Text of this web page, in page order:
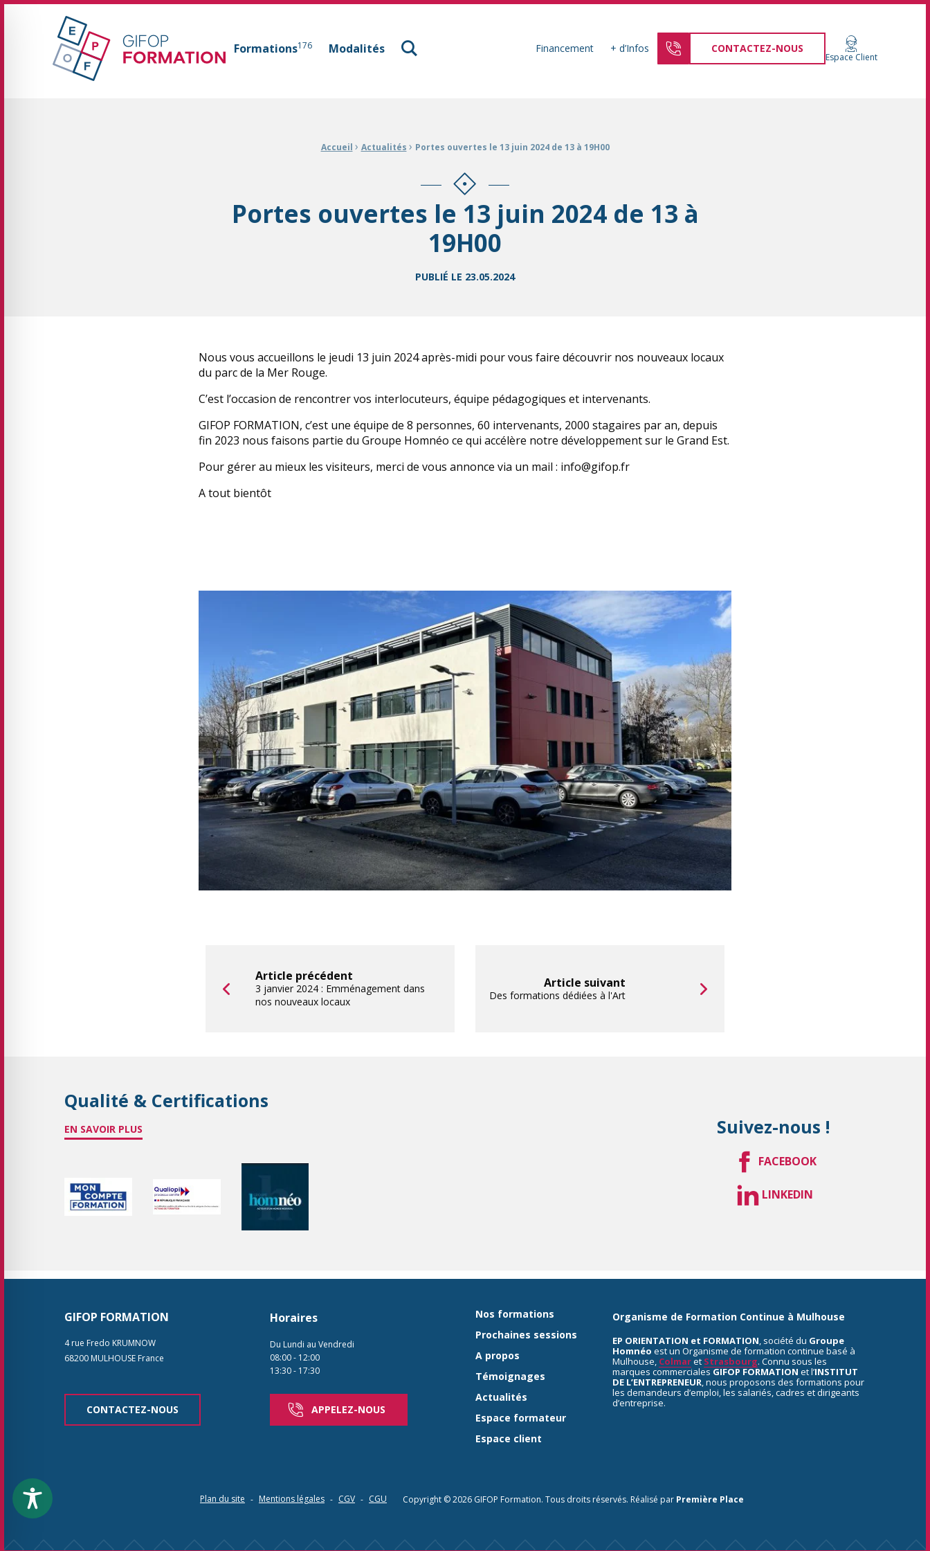
GIFOP Formation Centre de formation continue à Mulhouse
Formations176 Modalités Financement + d’Infos CONTACTEZ-NOUS
Espace Client
Accueil › Actualités › Portes ouvertes le 13 juin 2024 de 13 à 19H00
Portes ouvertes le 13 juin 2024 de 13 à
19H00
PUBLIÉ LE 23.05.2024
Nous vous accueillons le jeudi 13 juin 2024 après-midi pour vous faire découvrir nos nouveaux locaux
du parc de la Mer Rouge.
C’est l’occasion de rencontrer vos interlocuteurs, équipe pédagogiques et intervenants.
GIFOP FORMATION, c’est une équipe de 8 personnes, 60 intervenants, 2000 stagaires par an, depuis
fin 2023 nous faisons partie du Groupe Homnéo ce qui accélère notre développement sur le Grand Est.
Pour gérer au mieux les visiteurs, merci de vous annonce via un mail : info@gifop.fr
A tout bientôt
Article précédent
3 janvier 2024 : Emménagement dans
nos nouveaux locaux
Article suivant
Des formations dédiées à l'Art
Qualité & Certifications
EN SAVOIR PLUS Suivez-nous !
FACEBOOK
LINKEDIN
GIFOP FORMATION
4 rue Fredo KRUMNOW
68200 MULHOUSE France
CONTACTEZ-NOUS
Horaires
Du Lundi au Vendredi
08:00- 12:00
13:30- 17:30
APPELEZ-NOUS
Nos formations
Prochaines sessions
A propos
Témoignages
Actualités
Espace formateur
Espace client
Organisme de Formation Continue à Mulhouse
EP ORIENTATION et FORMATION, société du Groupe
Homnéoest un Organisme de formation continue basé à
Mulhouse, Colmaret Strasbourg. Connu sous les
marques commercialesGIFOP FORMATION et l’INSTITUT
DE L’ENTREPRENEUR, nous proposons des formations pour
les demandeurs d’emploi, les salariés, cadres et dirigeants
d’entreprise.
Plan du site Mentions légales CGV CGU Copyright © 2026 GIFOP Formation. Tous droits réservés. Réalisé par Première Place